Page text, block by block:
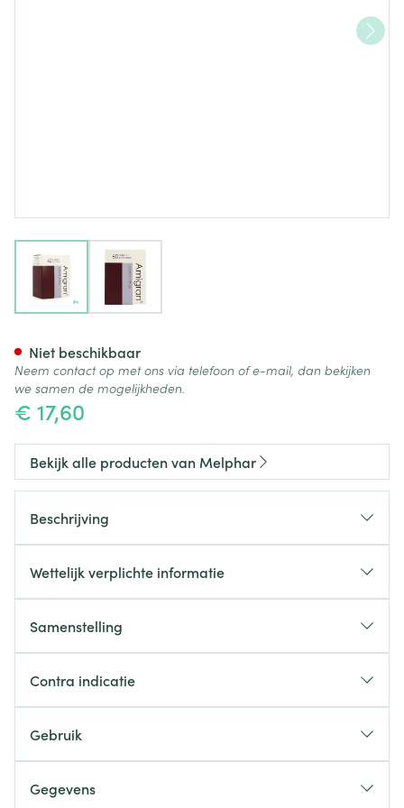
View larger imageView larger image
€ 17,60
Niet beschikbaar
Neem contact op met ons via telefoon of e-mail, dan bekijken
we samen de mogelijkheden.
Bekijk alle producten van Melphar
Beschrijving
Wettelijk verplichte informatie
Samenstelling
Contra indicatie
Gebruik
Gegevens